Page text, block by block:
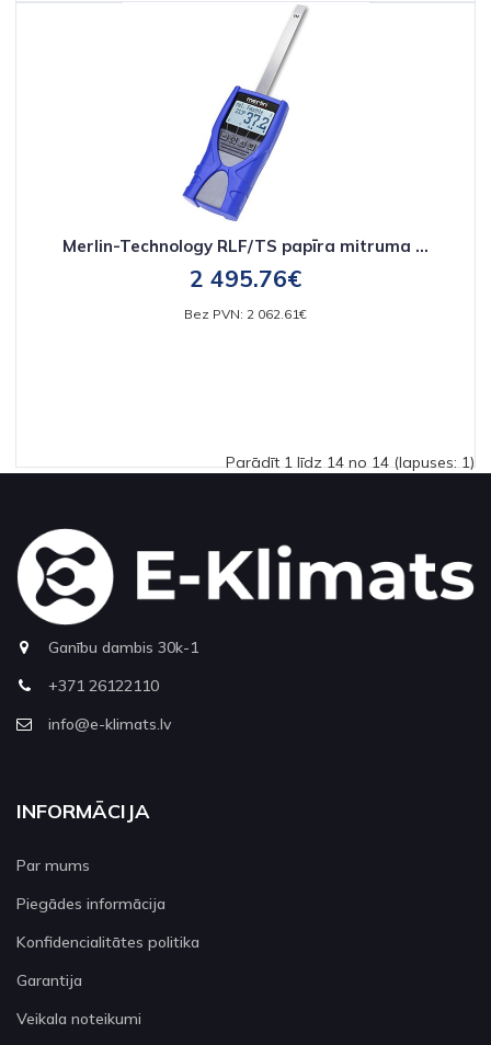
Merlin-Technology RLF/TS papīra mitruma ...
2 495.76€
Bez PVN: 2 062.61€
Parādīt 1 līdz 14 no 14 (lapuses: 1)
Ganību dambis 30k-1
+371 26122110
info@e-klimats.lv
INFORMĀCIJA
Par mums
Piegādes informācija
Konfidencialitātes politika
Garantija
Veikala noteikumi